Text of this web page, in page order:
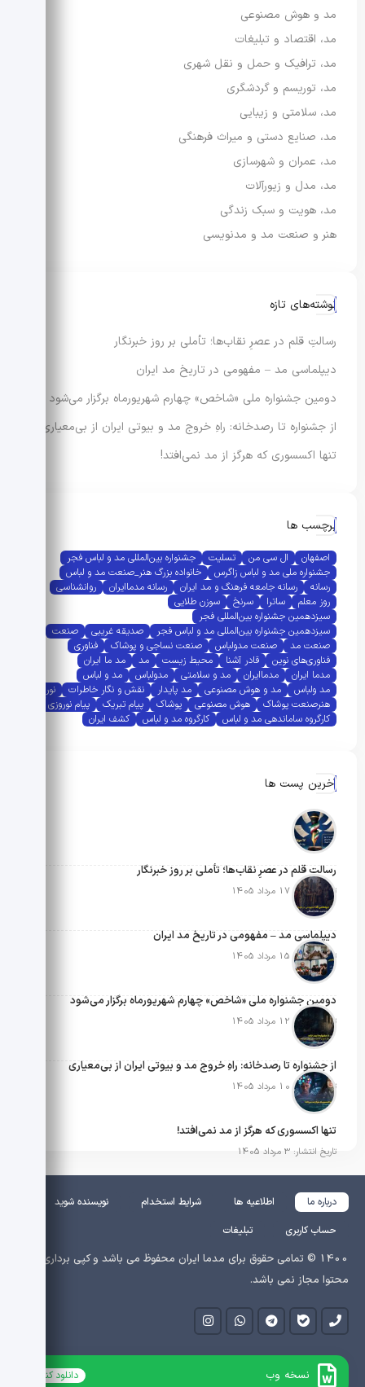
مد و هوش مصنوعی
مد، اقتصاد و تبلیغات
مد، ترافیک و حمل و نقل شهری
مد، توریسم و گردشگری
مد، سلامتی و زیبایی
مد، صنایع دستی و میراث فرهنگی
مد، عمران و شهرسازی
مد، مدل و زیورآلات
مد، هویت و سبک زندگی
هنر و صنعت مد و مدنویسی
نوشته‌های تازه
رسالتِ قلم در عصرِ نقاب‌ها؛ تأملی بر روز خبرنگار
دیپلماسی مد – مفهومی در تاریخ مد ایران
دومین جشنواره ملی «شاخص» چهارم شهریورماه برگزار می‌شود
از جشنواره تا رصدخانه: راهِ خروج مد و بیوتی ایران از بی‌معیاری
تنها اکسسوری که هرگز از مد نمی‌افتد!
برچسب ها
اصفهان ال سی من تسلیت
جشنواره بین‌المللی مد و لباس فجر
جشنواره ملی مد و لباس زاگرس
خانواده بزرگ هنر_صنعت مد و لباس
رسانه
رسانه جامعه فرهنگ و مد ایران رسانه مدماایران
روانشناسی
روز معلم
ساترا سرنخ
سوزن طلایی
سیزدهمین جشنواره بین‌المللی فجر
سیزدهمین جشنواره بین‌المللی مد و لباس فجر
صدیقه غریبی
صنعت
صنعت مد
صنعت مدولباس صنعت نساجی و پوشاک
فناوری
فناوری‌های نوین
قادر آشنا محیط زیست مد
مد ما ایران
مدما ایران
مدماایران مد و سلامتی مدولباس
مد و لباس
مد ولباس
مد و هوش مصنوعی مد پایدار نقش و نگار خاطرات
نوروز
هنرصنعت پوشاک
هوش مصنوعی پوشاک پیام تبریک
پیام نوروزی
کارگروه ساماندهی مد و لباس
کارگروه مد و لباس کشف ایران
آخرین پست ها
رسالتِ قلم در عصرِ نقاب‌ها؛ تأملی بر روز خبرنگار
تاریخ انتشار: 17 مرداد 1405
دیپلماسی مد – مفهومی در تاریخ مد ایران
تاریخ انتشار: 15 مرداد 1405
دومین جشنواره ملی «شاخص» چهارم شهریورماه برگزار می‌شود
تاریخ انتشار: 12 مرداد 1405
از جشنواره تا رصدخانه: راهِ خروج مد و بیوتی ایران از بی‌معیاری
تاریخ انتشار: 10 مرداد 1405
تنها اکسسوری که هرگز از مد نمی‌افتد!
تاریخ انتشار: 3 مرداد 1405
درباره ما اطلاعیه ها شرایط استخدام
نویسنده شوید
حساب کاربری
تبلیغات
1400 © تمامی حقوق برای مدما ایران محفوظ می باشد و کپی برداری از
محتوا مجاز نمی باشد.
نسخه وب دانلود کنید